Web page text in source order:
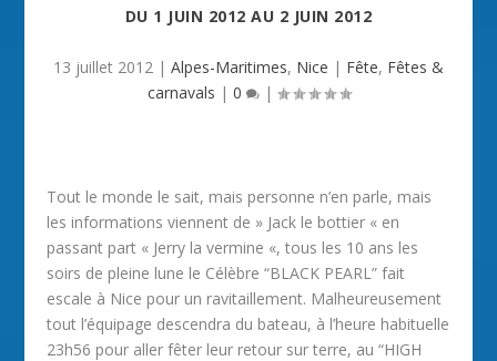
DU 1 JUIN 2012 AU 2 JUIN 2012
13 juillet 2012 | Alpes-Maritimes, Nice | Fête, Fêtes &
carnavals | 0 |
Tout le monde le sait, mais personne n’en parle, mais
les informations viennent de » Jack le bottier « en
passant part « Jerry la vermine «, tous les 10 ans les
soirs de pleine lune le Célèbre “BLACK PEARL” fait
escale à Nice pour un ravitaillement. Malheureusement
tout l’équipage descendra du bateau, à l’heure habituelle
23h56 pour aller fêter leur retour sur terre, au “HIGH